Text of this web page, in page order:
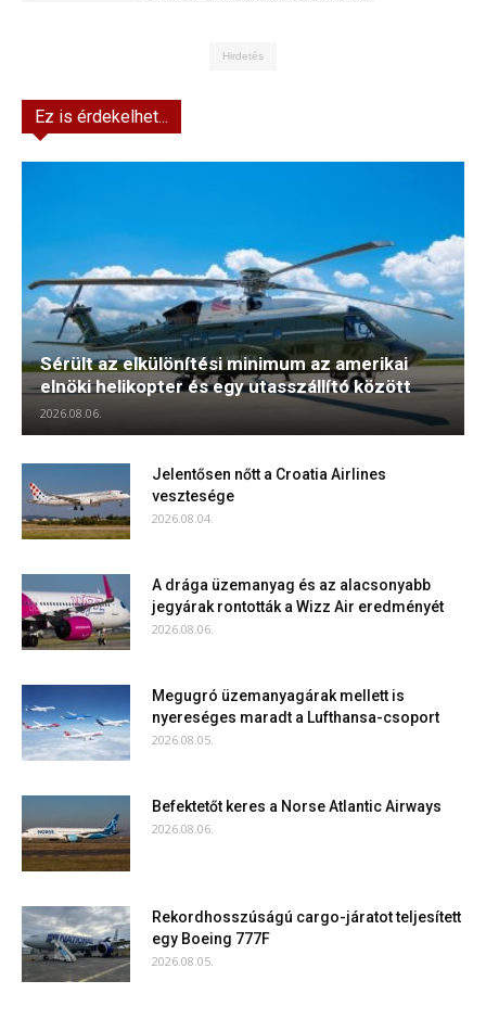
Hirdetés
Ez is érdekelhet...
Sérült az elkülönítési minimum az amerikai
elnöki helikopter és egy utasszállító között
2026.08.06.
Jelentősen nőtt a Croatia Airlines
vesztesége
2026.08.04.
A drága üzemanyag és az alacsonyabb
jegyárak rontották a Wizz Air eredményét
2026.08.06.
Megugró üzemanyagárak mellett is
nyereséges maradt a Lufthansa-csoport
2026.08.05.
Befektetőt keres a Norse Atlantic Airways
2026.08.06.
Rekordhosszúságú cargo-járatot teljesített
egy Boeing 777F
2026.08.05.